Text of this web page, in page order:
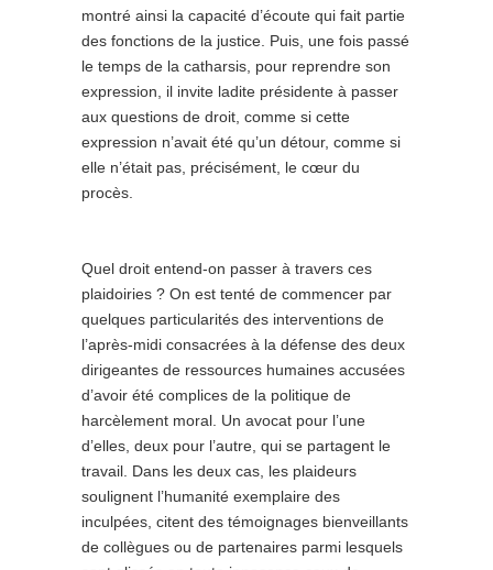
montré ainsi la capacité d’écoute qui fait partie
des fonctions de la justice. Puis, une fois passé
le temps de la catharsis, pour reprendre son
expression, il invite ladite présidente à passer
aux questions de droit, comme si cette
expression n’avait été qu’un détour, comme si
elle n’était pas, précisément, le cœur du
procès.
Quel droit entend-on passer à travers ces
plaidoiries ? On est tenté de commencer par
quelques particularités des interventions de
l’après-midi consacrées à la défense des deux
dirigeantes de ressources humaines accusées
d’avoir été complices de la politique de
harcèlement moral. Un avocat pour l’une
d’elles, deux pour l’autre, qui se partagent le
travail. Dans les deux cas, les plaideurs
soulignent l’humanité exemplaire des
inculpées, citent des témoignages bienveillants
de collègues ou de partenaires parmi lesquels